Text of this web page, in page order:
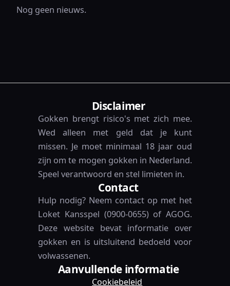
Nog geen nieuws.
Disclaimer
Gokken brengt risico's met zich mee.
Wed alleen met geld dat je kunt
missen. Je moet minimaal 18 jaar oud
zijn om te mogen gokken in Nederland.
Speel verantwoord en stel limieten in.
Contact
Hulp nodig? Neem contact op met het
Loket Kansspel (0900-0655) of AGOG.
Deze website bevat informatie over
gokken en is uitsluitend bedoeld voor
volwassenen.
Aanvullende informatie
Cookiebeleid